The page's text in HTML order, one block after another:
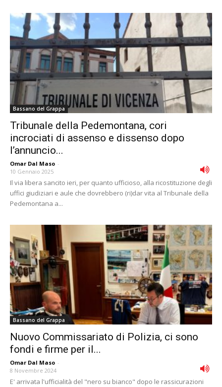
Bassano del Grappa
Tribunale della Pedemontana, cori
incrociati di assenso e dissenso dopo
l’annuncio...
Omar Dal Maso -
10 Gennaio 2025
Il via libera sancito ieri, per quanto ufficioso, alla ricostituzione degli
uffici giudiziari e aule che dovrebbero (ri)dar vita al Tribunale della
Pedemontana a...
Bassano del Grappa
Nuovo Commissariato di Polizia, ci sono
fondi e firme per il...
Omar Dal Maso -
8 Novembre 2024
E' arrivata l'ufficialità del "nero su bianco" dopo le rassicurazioni